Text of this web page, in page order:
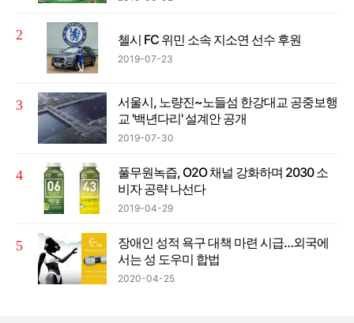
첼시 FC 위민 소속 지소연 선수 후원
2019-07-23
서울시, 노량진~노들섬 한강대교 공중보행
교 '백년다리' 설계안 공개
2019-07-30
풀무원녹즙, O2O 채널 강화하며 2030 소
비자 공략 나선다
2019-04-29
장애인 성적 욕구 대책 마련 시급…외국에
서는 성 도우미 합법
2020-04-25